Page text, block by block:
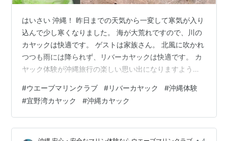
はいさい 沖縄！ 昨日までの天気から一変して寒気が入り
込んで少し寒くなりました。 海が大荒れですので、川の
カヤックは快適です。 ゲストは家族さん。 北風に吹かれ
つつも雨には降られず、リバーカヤックは快適です。 カ
ヤック体験が沖縄旅行の楽しい思い出になりますよう
ラブ。 経験豊富な頼れるカヤックガイドがはじめての方
から 丁寧に漕ぎ方をレクチャーして安心・安全で楽しい
ツアーを開催しています。 お気軽にご参加くださいね！
Google レビュー4.9☆の沖縄カヤックショップです。 カ
#ウエーブマリンクラブ #リバーカヤック #沖縄体験
#宜野湾カヤック #沖縄カヤック